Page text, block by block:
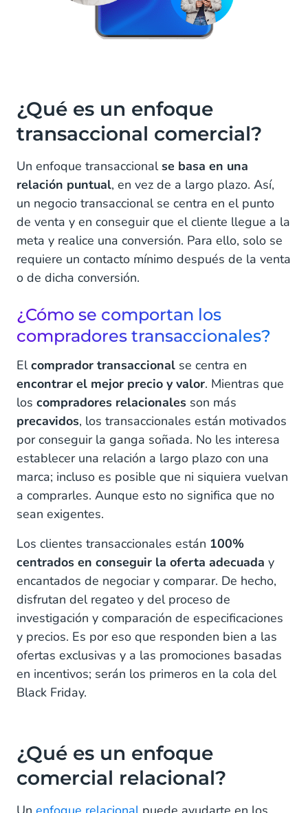
¿Qué es un enfoque
transaccional comercial?
Un enfoque transaccionalse basa en una
relación puntual, en vez de a largo plazo. Así,
un negocio transaccional se centra en el punto
de venta y en conseguir que el cliente llegue a la
meta y realice una conversión. Para ello, solo se
requiere un contacto mínimo después de la venta
o de dicha conversión.
¿Cómo se comportan los
compradores transaccionales?
Elcomprador transaccional se centra en
encontrar el mejor precio y valor. Mientras que
los compradores relacionales son más
precavidos, los transaccionales están motivados
por conseguir la ganga soñada. No les interesa
establecer una relación a largo plazo con una
marca; incluso es posible que ni siquiera vuelvan
a comprarles. Aunque esto no significa que no
sean exigentes.
Los clientes transaccionales están 100%
centrados en conseguir la oferta adecuada y
encantados de negociar y comparar. De hecho,
disfrutan del regateo y del proceso de
investigación y comparación de especificaciones
y precios. Es por eso que responden bien a las
ofertas exclusivas y a las promociones basadas
en incentivos; serán los primeros en la cola del
Black Friday.
¿Qué es un enfoque
comercial relacional?